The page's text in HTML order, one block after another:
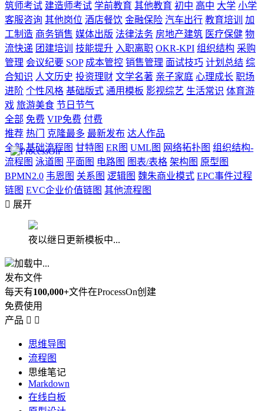
筑师考试 建造师考试 学前教育 其他教育 初中 高中 大学 小学
客服咨询 其他岗位 酒店餐饮 金融保险 汽车出行 教育培训
加
工制造 商务销售 媒体出版 法律法务 房地产建筑 医疗保健 物
流快递 团建培训 技能提升 入职离职 OKR-KPI 组织结构 采购
管理 会议纪要 SOP 成本管控 销售管理 面试技巧 计划总结 综
合知识 人文历史 投资理财 文学名著 亲子家庭 心理成长 职场
进阶 个性风格 基础版式 通用模板 影视综艺 生活常识 体育游
戏 旅游美食 节日节气
全部 免费 VIP免费 付费
推荐 热门 克隆最多 最新发布 达人作品
全部 基础流程图 甘特图 ER图 UML图 网络拓扑图 组织结构-
流程图 泳道图 平面图 电路图 图表/表格 架构图 原型图
BPMN2.0 韦恩图 关系图 逻辑图 魏朱商业模式 EPC事件过程
链图 EVC企业价值链图 其他流程图
 展开
夜以继日更新模板中...
加载中...
发布文件
每天有100,000+文件在ProcessOn创建
免费使用
产品  
思维导图
流程图
思维笔记
Markdown
在线白板